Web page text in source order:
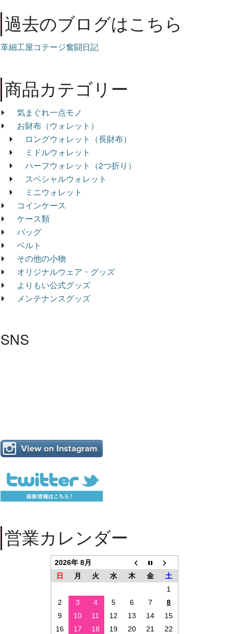
過去のブログはこちら
革細工屋コテージ奮闘日記
商品カテゴリー
気まぐれ一点モノ
お財布（ウォレット）
ロングウォレット（長財布）
ミドルウォレット
ハーフウォレット（2つ折り）
スペシャルウォレット
ミニウォレット
コインケース
ケース類
バッグ
ベルト
その他の小物
オリジナルウェア・グッズ
よりもい公式グッズ
メンテナンスグッズ
SNS
営業カレンダー
2026年 8月
日
月 火 水 木 金
土
1
2
3 4 5 6 7
8
9
10 11 12 13 14
15
16
17 18 19 20 21 22